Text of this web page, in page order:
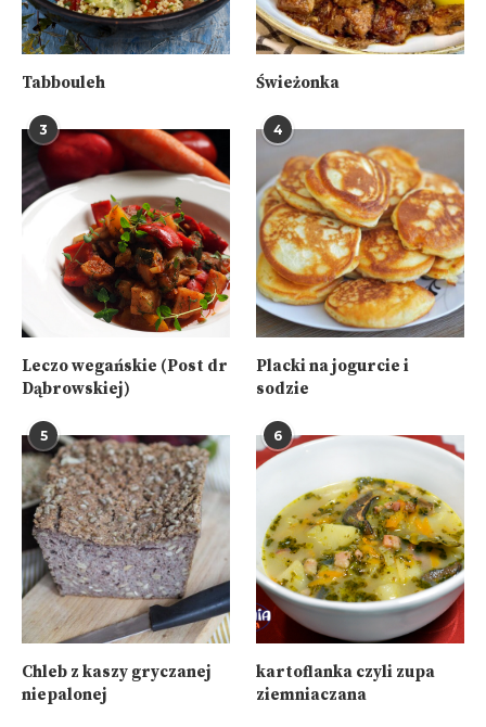
Tabbouleh Świeżonka
3
Leczo wegańskie (Post dr
Dąbrowskiej)
4
Placki na jogurcie i
sodzie
5
Chleb z kaszy gryczanej
niepalonej
6
kartoflanka czyli zupa
ziemniaczana